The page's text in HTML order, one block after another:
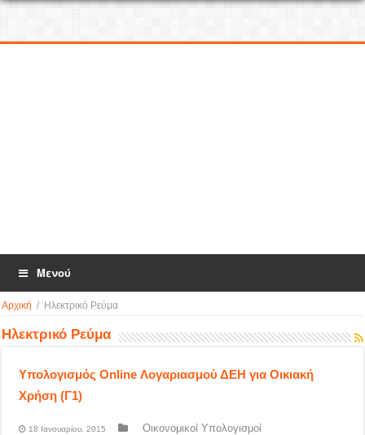
Μενού
Αρχική / Ηλεκτρικό Ρεύμα
Ηλεκτρικό Ρεύμα
Υπολογισμός Online Λογαριασμού ΔΕΗ για Οικιακή
Χρήση (Γ1)
18 Ιανουαρίου, 2015 Οικονομικοί Υπολογισμοί